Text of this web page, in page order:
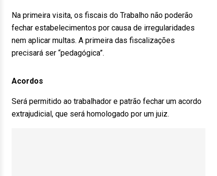
Na primeira visita, os fiscais do Trabalho não poderão
fechar estabelecimentos por causa de irregularidades
nem aplicar multas. A primeira das fiscalizações
precisará ser “pedagógica”.
Acordos
Será permitido ao trabalhador e patrão fechar um acordo
extrajudicial, que será homologado por um juiz.